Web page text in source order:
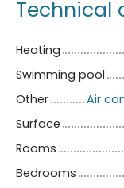
Technical
Heating
Swimming pool
Other
Air
Surface
Rooms
Bedrooms